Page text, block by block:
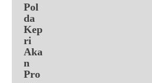
Pol
da
Kep
ri
Aka
n
Pro